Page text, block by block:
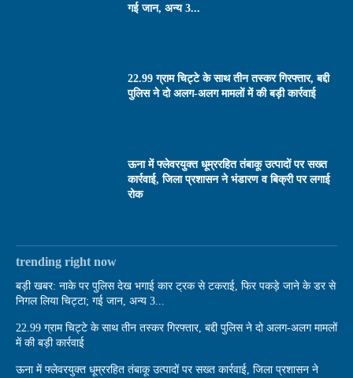
गई जान, अन्य 3...
22.99 ग्राम चिट्टे के साथ तीन तस्कर गिरफ्तार, बद्दी
पुलिस ने दो अलग-अलग मामलों में की बड़ी कार्रवाई
ऊना में फ्लेवरयुक्त धूम्ररहित तंबाकू उत्पादों पर सख्त
कार्रवाई, जिला प्रशासन ने भंडारण व बिक्री पर लगाई
रोक
trending right now
बड़ी खबर: नाके पर पुलिस देख भगाई कार ट्रक से टकराई, फिर पकड़े जाने के डर से
निगल लिया चिट्टा; गई जान, अन्य 3...
22.99 ग्राम चिट्टे के साथ तीन तस्कर गिरफ्तार, बद्दी पुलिस ने दो अलग-अलग मामलों
में की बड़ी कार्रवाई
ऊना में फ्लेवरयुक्त धूम्ररहित तंबाकू उत्पादों पर सख्त कार्रवाई, जिला प्रशासन ने